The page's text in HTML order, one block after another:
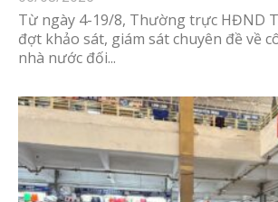
Từ ngày 4-19/8, Thường trực HĐND
đợt khảo sát, giám sát chuyên đề về
nhà nước đối...